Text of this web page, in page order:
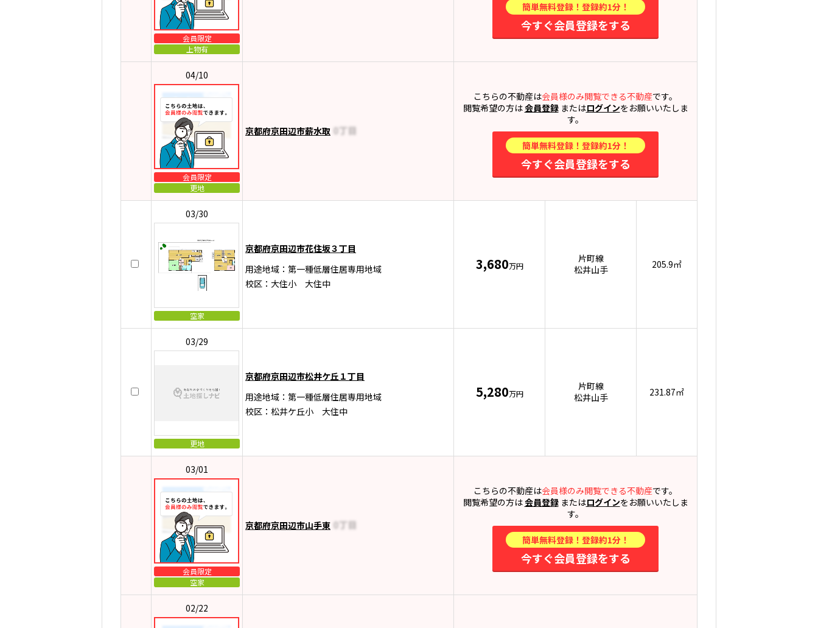
会員限定
上物有
簡単無料登録！登録約1分！
今すぐ会員登録をする
04/10
会員限定
更地
京都府京田辺市薪水取
こちらの不動産は会員様のみ閲覧できる不動産です。
閲覧希望の方は会員登録またはログインをお願いいたしま
す。
簡単無料登録！登録約1分！
今すぐ会員登録をする
03/30
空家
京都府京田辺市花住坂３丁目
用途地域：第一種低層住居専用地域
校区：大住小 大住中
3,680万円
片町線
松井山手
205.9㎡
03/29
更地
京都府京田辺市松井ケ丘１丁目
用途地域：第一種低層住居専用地域
校区：松井ケ丘小 大住中
5,280万円
片町線
松井山手
231.87㎡
03/01
会員限定
空家
京都府京田辺市山手東
こちらの不動産は会員様のみ閲覧できる不動産です。
閲覧希望の方は会員登録またはログインをお願いいたしま
す。
簡単無料登録！登録約1分！
今すぐ会員登録をする
02/22